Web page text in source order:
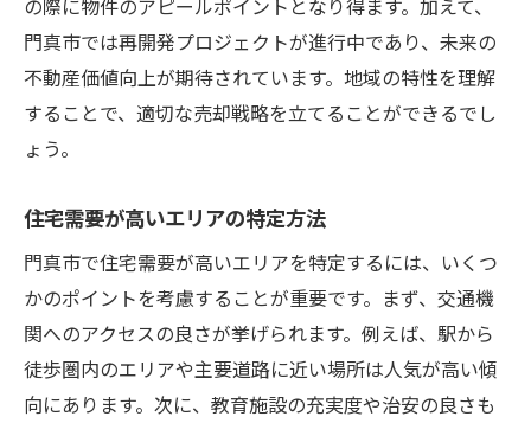
買い手のニーズを掴むための市場調査
不動産業界のトレンドが売却に与える影響
査定ポイントを押さえて門真市の不動産価値を
最大化する秘訣
門真市での査定における特有の注意点
物件の魅力を引き出すためのインテリアの
コツ
リノベーションがもたらす価値の向上
専門家による無料査定の活用法
競合物件との差別化戦略
門真市では再開発プロジェクトが進行中であり、未来の
不動産価値向上が期待されています。地域の特性を理解
することで、適切な売却戦略を立てることができるでし
ょう。
住宅需要が高いエリアの特定方法
門真市で住宅需要が高いエリアを特定するには、いくつ
かのポイントを考慮することが重要です。まず、交通機
関へのアクセスの良さが挙げられます。例えば、駅から
徒歩圏内のエリアや主要道路に近い場所は人気が高い傾
向にあります。次に、教育施設の充実度や治安の良さも